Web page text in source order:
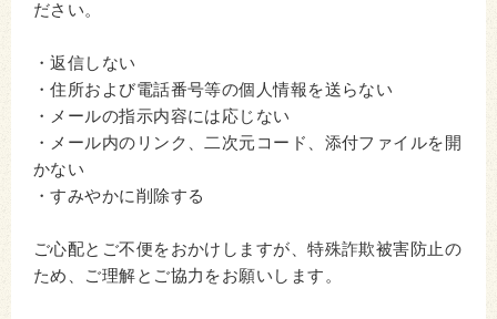
ださい。
・返信しない
・住所および電話番号等の個人情報を送らない
・メールの指示内容には応じない
・メール内のリンク、二次元コード、添付ファイルを開
かない
・すみやかに削除する
ご心配とご不便をおかけしますが、特殊詐欺被害防止の
ため、ご理解とご協力をお願いします。